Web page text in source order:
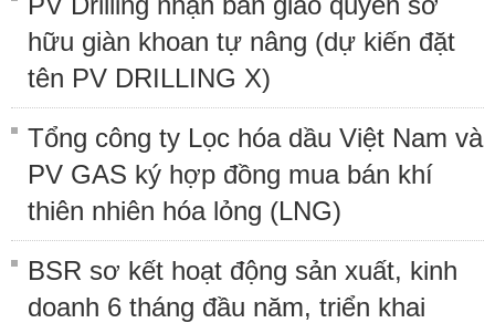
hữu giàn khoan tự nâng (dự kiến đặt
tên PV DRILLING X)
Tổng công ty Lọc hóa dầu Việt Nam và
PV GAS ký hợp đồng mua bán khí
thiên nhiên hóa lỏng (LNG)
BSR sơ kết hoạt động sản xuất, kinh
doanh 6 tháng đầu năm, triển khai